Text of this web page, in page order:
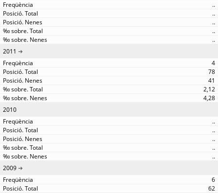
..
..
..
..
..
2011
4
78
41
2,12
4,28
2010
..
..
..
..
..
2009
6
62